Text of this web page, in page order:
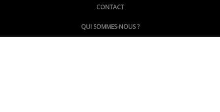
CONTACT
QUI SOMMES-NOUS ?